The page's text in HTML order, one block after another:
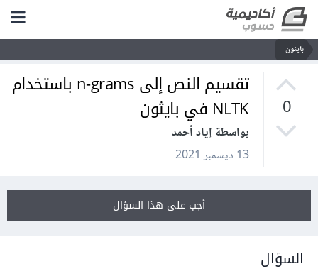
بايثون
0
تقسيم النص إلى n-grams باستخدام
NLTK في بايثون
بواسطة إياد أحمد
13 ديسمبر 2021
أجب على هذا السؤال
السؤال